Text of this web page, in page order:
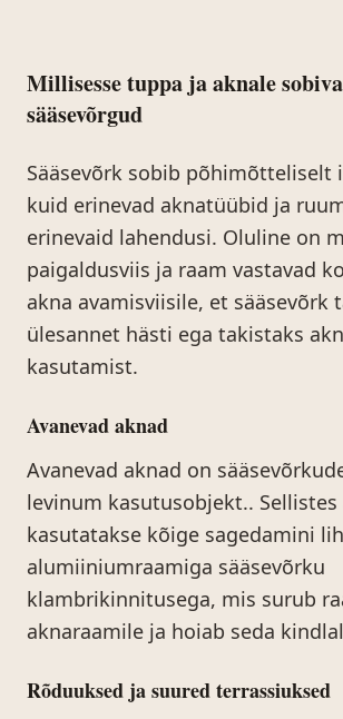
Millisesse tuppa ja aknale
sääsevõrgud
Sääsevõrk sobib põhimõtteliselt
kuid erinevad aknatüübid ja
erinevaid lahendusi. Oluline on
paigaldusviis ja raam vastavad
akna avamisviisile, et sääsevõrk
ülesannet hästi ega takistaks
kasutamist.
Avanevad aknad
Avanevad aknad on
levinum kasutusobjekt.. Sellistes
kasutatakse kõige sagedamini
alumiiniumraamiga sääsevõrku
klambrikinnitusega, mis surub
aknaraamile ja hoiab seda
Rõduuksed ja suured terrassiuksed